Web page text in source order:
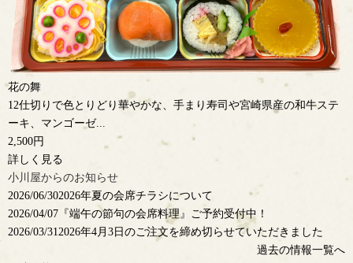
花の舞
12仕切りで色とりどり華やかな、手まり寿司や宮崎県産の和牛ステ
ーキ、マンゴーゼ...
2,500円
詳しく見る
小川屋からのお知らせ
2026/06/302026年夏の会席チラシについて
2026/04/07 『端午の節句の会席料理』ご予約受付中！
2026/03/31 2026年4月3日のご注文を締め切らせていただきました
過去の情報一覧へ